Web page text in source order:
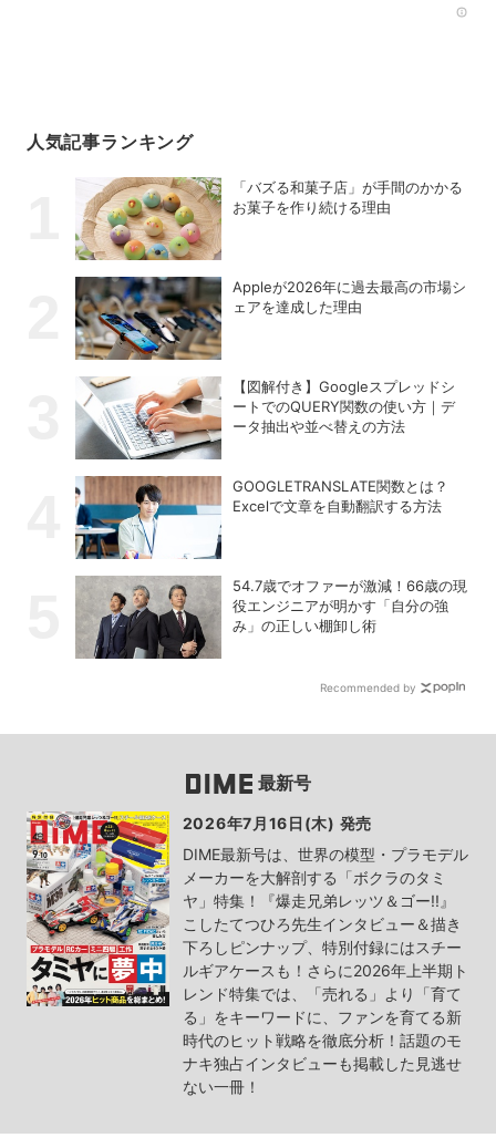
人気記事ランキング
「バズる和菓子店」が手間のかかる
お菓子を作り続ける理由
Appleが2026年に過去最⾼の市場シ
ェアを達成した理由
【図解付き】Googleスプレッドシ
ートでのQUERY関数の使い方｜デ
ータ抽出や並べ替えの方法
GOOGLETRANSLATE関数とは？
Excelで文章を自動翻訳する方法
54.7歳でオファーが激減！66歳の現
役エンジニアが明かす「自分の強
み」の正しい棚卸し術
Recommended by
最新号
2026年7月16日(木) 発売
DIME最新号は、世界の模型・プラモデル
メーカーを大解剖する「ボクラのタミ
ヤ」特集！『爆走兄弟レッツ＆ゴー!!』
こしたてつひろ先生インタビュー＆描き
下ろしピンナップ、特別付録にはスチー
ルギアケースも！さらに2026年上半期ト
レンド特集では、「売れる」より「育て
る」をキーワードに、ファンを育てる新
時代のヒット戦略を徹底分析！話題のモ
ナキ独占インタビューも掲載した見逃せ
ない一冊！